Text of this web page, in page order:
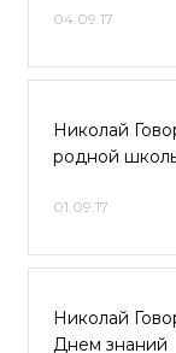
04.09.17
Николай
родной
01.09.17
Николай
Днем знаний